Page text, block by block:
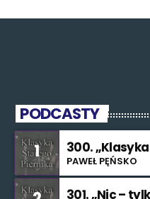
PODCASTY
1
300.
znowu nie
PAWEŁ PĘŃSKO
301. „Nic –